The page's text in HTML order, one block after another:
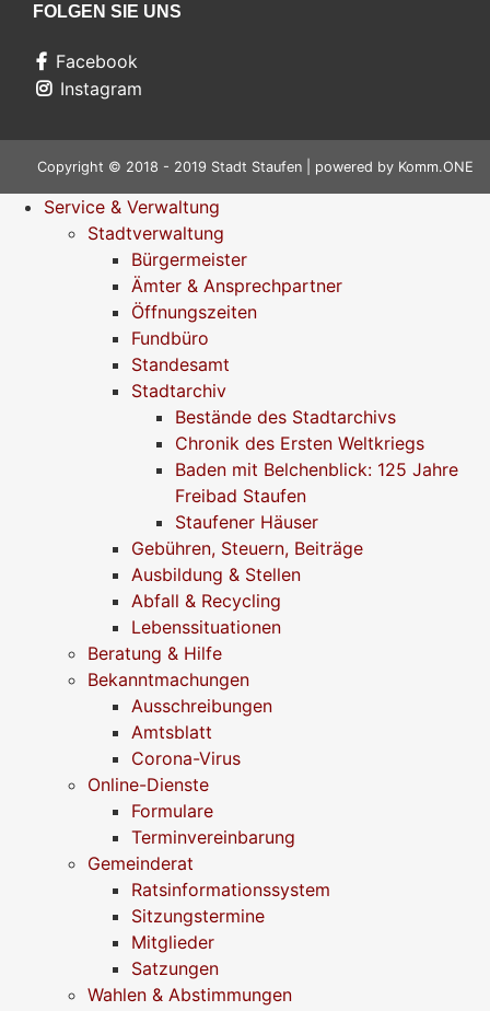
FOLGEN SIE UNS
Facebook
Instagram
Copyright © 2018 - 2019 Stadt Staufen | powered by Komm.ONE
Service & Verwaltung
Stadtverwaltung
Bürgermeister
Ämter & Ansprechpartner
Öffnungszeiten
Fundbüro
Standesamt
Stadtarchiv
Bestände des Stadtarchivs
Chronik des Ersten Weltkriegs
Baden mit Belchenblick: 125 Jahre
Freibad Staufen
Staufener Häuser
Gebühren, Steuern, Beiträge
Ausbildung & Stellen
Abfall & Recycling
Lebenssituationen
Beratung & Hilfe
Bekanntmachungen
Ausschreibungen
Amtsblatt
Corona-Virus
Online-Dienste
Formulare
Terminvereinbarung
Gemeinderat
Ratsinformationssystem
Sitzungstermine
Mitglieder
Satzungen
Wahlen & Abstimmungen